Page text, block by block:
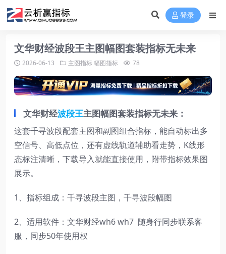
登录
文华财经波段王主图幅图套装指标无未来
2026-06-13 主图指标 幅图指标 78
文华财经波段王主图幅图套装指标无未来：
这套千寻波段配套主图和副图组合指标，能自动标出多
空信号、高低点位，还有虚线轨道辅助看走势，K线形
态标注清晰，下载导入就能直接使用，附带指标效果图
展示。
1、指标组成：千寻波段主图，千寻波段幅图
2、适用软件：文华财经wh6 wh7 随身行同步联系客
服，同步50年使用权